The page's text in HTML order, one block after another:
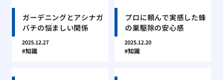
ガーデニングとアシナガ
バチの悩ましい関係
2025.12.27
知識
プロに頼んで実感した蜂
の巣駆除の安心感
2025.12.20
知識